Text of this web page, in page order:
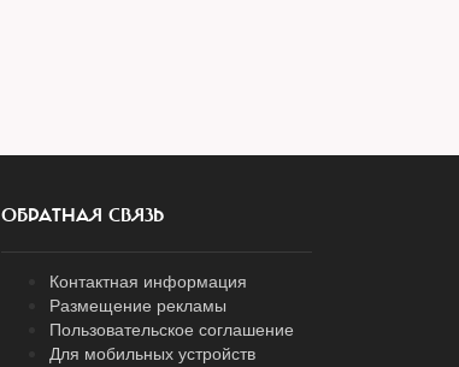
ОБРАТНАЯ СВЯЗЬ
Контактная информация
Размещение рекламы
Пользовательское соглашение
Для мобильных устройств